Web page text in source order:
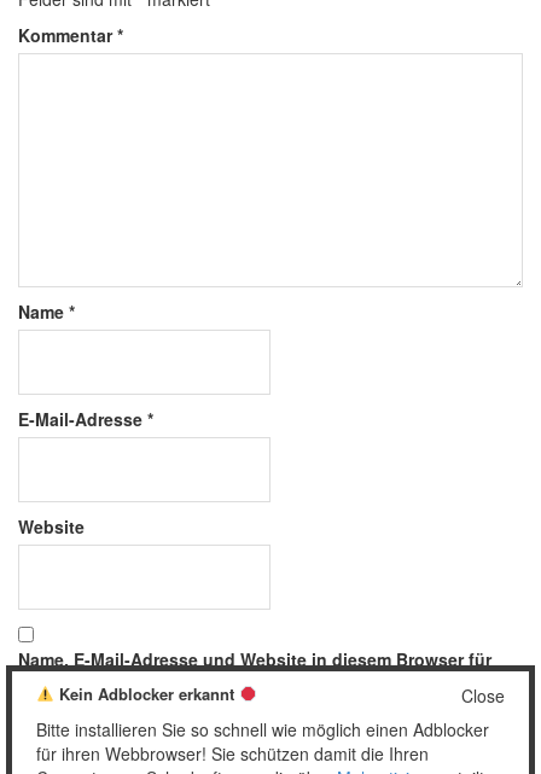
Kommentar*
Name *
E-Mail-Adresse *
Website
Name, E-Mail-Adresse und Website in diesem Browser für
meinen nächsten Kommentar speichern.
Close
Kein Adblocker erkannt
Bitte installieren Sie so schnell wie möglich einen Adblocker
für ihren Webbrowser! Sie schützen damit die Ihren